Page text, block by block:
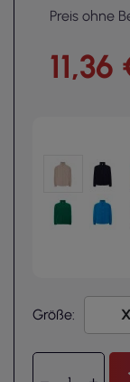
Preis ohne
11,36
Größe: